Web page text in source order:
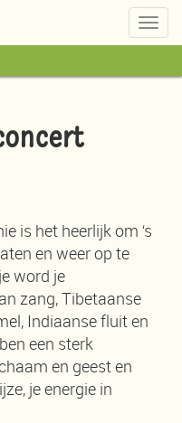
is het heerlijk om ‘s
en weer op te
word je
zang, Tibetaanse
Indiaanse fluit en
een sterk
en geest en
je energie in